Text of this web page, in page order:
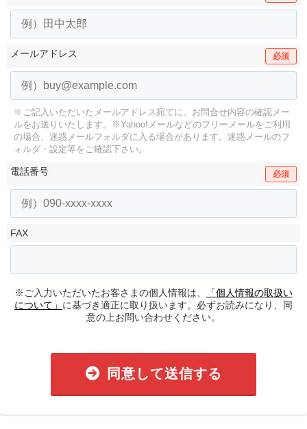
メールアドレス 必須
※ご記入いただいたメールアドレス宛てに、お問合せ内容の確認メー
ルをお送りいたします。
※Yahoo!メールなどのフリーメールをご利用
の場合、迷惑メールフォルダに入る場合があります。 迷惑メールのフ
ォルダ・設定等をご確認下さい。
電話番号 必須
FAX
※ご入力いただいたお客さまの個人情報は、
「個人情報の取扱い
について」 に基づき適正に取り扱います。必ずお読みになり、同
意の上お問い合わせください。
同意して送信する